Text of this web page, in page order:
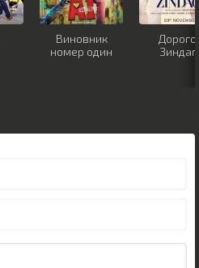
Виновник
номер один